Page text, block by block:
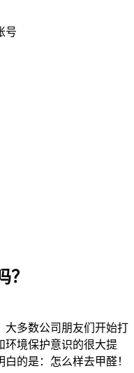
？
多数公司朋友们开始打
环境保护意识的很大提
的是：怎么样去甲醛！